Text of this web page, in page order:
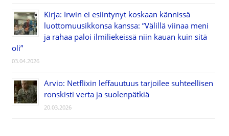
Kirja: Irwin ei esiintynyt koskaan kännissä
luottomuusikkonsa kanssa: ”Välillä viinaa meni
ja rahaa paloi ilmiliekeissä niin kauan kuin sitä
oli”
03.04.2026
Arvio: Netflixin leffauutuus tarjoilee suhteellisen
ronskisti verta ja suolenpätkiä
20.03.2026